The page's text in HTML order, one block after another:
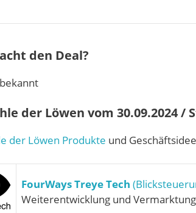
den Deal?
der Löwen vom 30.09.2024 /
der Löwen Produkte und
FourWays Treye Tech
Weiterentwicklung und Vermarktung